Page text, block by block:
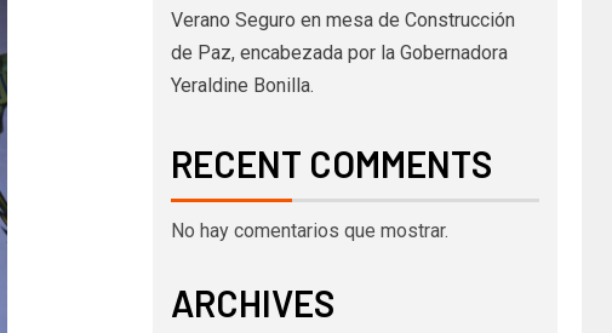
Verano Seguro en mesa de Construcción
de Paz, encabezada por la Gobernadora
Yeraldine Bonilla.
RECENT COMMENTS
No hay comentarios que mostrar.
ARCHIVES